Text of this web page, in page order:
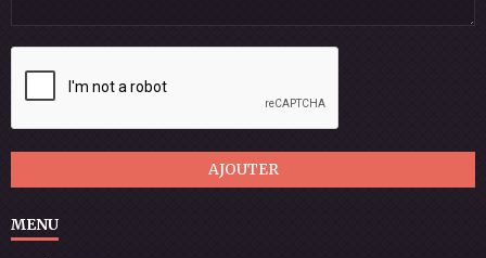
AJOUTER
MENU